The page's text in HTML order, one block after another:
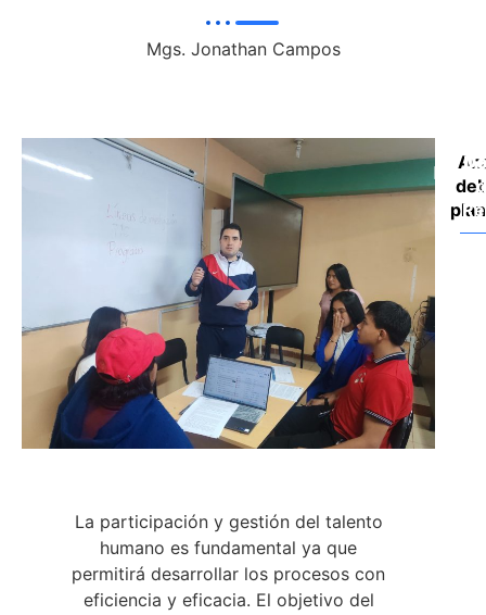
Mgs. Jonathan Campos
La participación y gestión del talento
humano es fundamental ya que
permitirá desarrollar los procesos con
eficiencia y eficacia. El objetivo del